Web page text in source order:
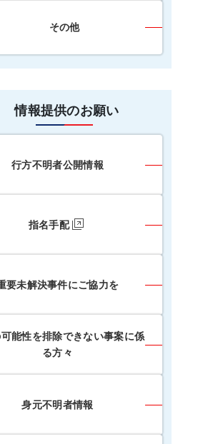
その他
情報提供のお願い
行方不明者公開情報
指名手配
要未解決事件にご協力を
能性を排除できない事案に係
る方々
身元不明者情報